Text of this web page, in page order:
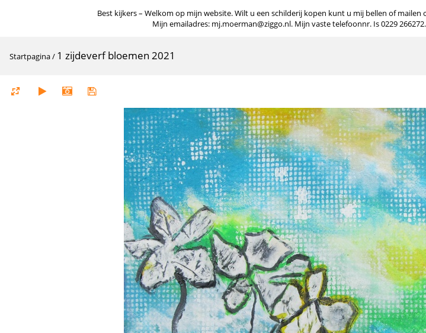
Best kijkers – Welkom op mijn website. Wilt u een schilderij kopen kunt u mij bellen of
Mijn emailadres: mj.moerman@ziggo.nl. Mijn vaste telefoonnr. Is 0229
Startpagina/ 1 zijdeverf bloemen 2021